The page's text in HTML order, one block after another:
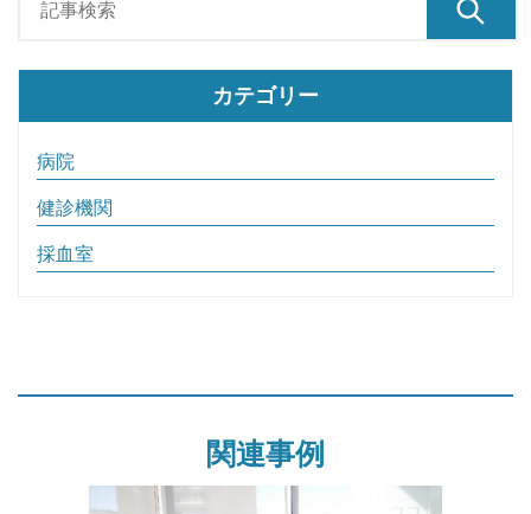
カテゴリー
病院
健診機関
採血室
関連事例